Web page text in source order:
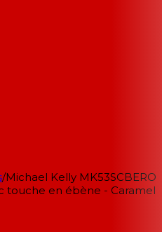
/Michael Kelly MK53SCBERO
touche en ébène - Caramel